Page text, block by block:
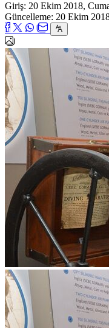
Giriş: 20 Ekim 2018,
Güncelleme: 20 Ekim